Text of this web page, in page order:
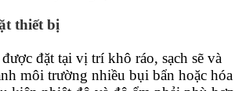
thiết bị
đặt tại vị trí khô ráo, sạch sẽ và
môi trường nhiều bụi bẩn hoặc hóa